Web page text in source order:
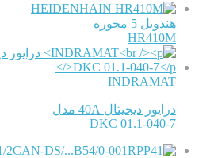
HEIDENHAIN
هندویل 5 محوره
HR410M
INDRAMAT
درایور دیجیتال 40A مدل
DKC 01.1-040-7